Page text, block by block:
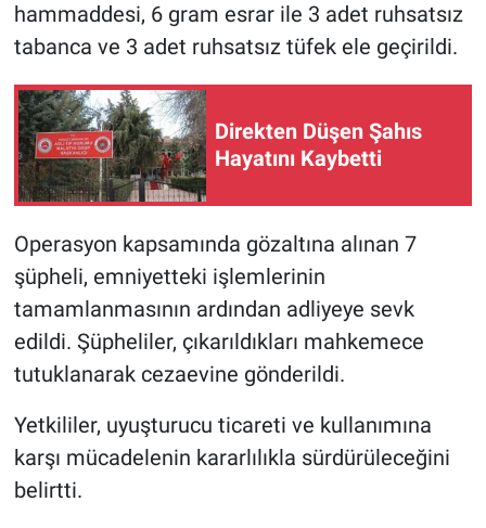
hammaddesi, 6 gram esrar ile 3 adet ruhsatsız
tabanca ve 3 adet ruhsatsız tüfek ele geçirildi.
Direkten Düşen Şahıs
Hayatını Kaybetti
Operasyon kapsamında gözaltına alınan 7
şüpheli, emniyetteki işlemlerinin
tamamlanmasının ardından adliyeye sevk
edildi. Şüpheliler, çıkarıldıkları mahkemece
tutuklanarak cezaevine gönderildi.
Yetkililer, uyuşturucu ticareti ve kullanımına
karşı mücadelenin kararlılıkla sürdürüleceğini
belirtti.